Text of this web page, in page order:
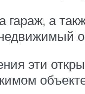
а
эти